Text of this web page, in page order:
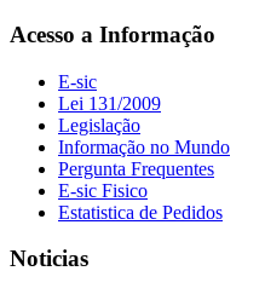
Acesso a Informação
E-sic
Lei 131/2009
Legislação
Informação no Mundo
Pergunta Frequentes
E-sic Fisico
Estatistica de Pedidos
Noticias